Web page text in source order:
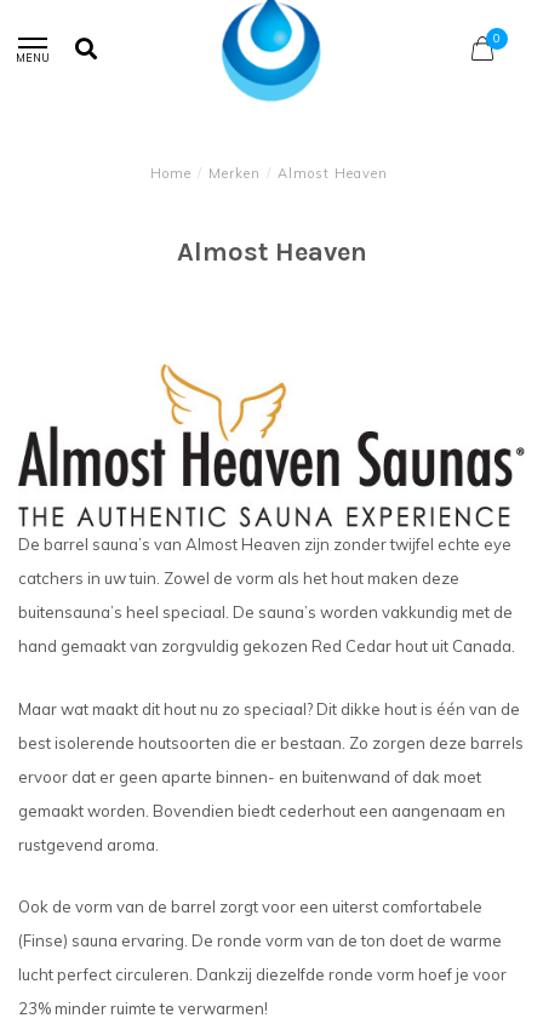
MENU
0
Home / Merken / Almost Heaven
Almost Heaven
De barrel sauna’s van Almost Heaven zijn zonder twijfel echte eye
catchers in uw tuin. Zowel de vorm als het hout maken deze
buitensauna’s heel speciaal. De sauna’s worden vakkundig met de
hand gemaakt van zorgvuldig gekozen Red Cedar hout uit Canada.
Maar wat maakt dit hout nu zo speciaal? Dit dikke hout is één van de
best isolerende houtsoorten die er bestaan. Zo zorgen deze barrels
ervoor dat er geen aparte binnen- en buitenwand of dak moet
gemaakt worden. Bovendien biedt cederhout een aangenaam en
rustgevend aroma.
Ook de vorm van de barrel zorgt voor een uiterst comfortabele
(Finse) sauna ervaring. De ronde vorm van de ton doet de warme
lucht perfect circuleren. Dankzij diezelfde ronde vorm hoef je voor
23% minder ruimte te verwarmen!